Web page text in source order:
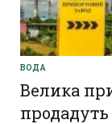
ВОДА
Велика